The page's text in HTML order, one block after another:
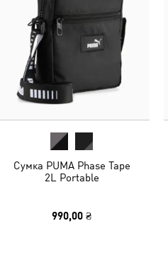
Сумка PUMA Phase Tape
2L Portable
990,00 ₴